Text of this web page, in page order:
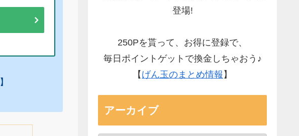
】
登場!
250Pを貰って、お得に登録で、
毎日ポイントゲットで換金しちゃおう♪
【 げん玉のまとめ情報 】
アーカイブ